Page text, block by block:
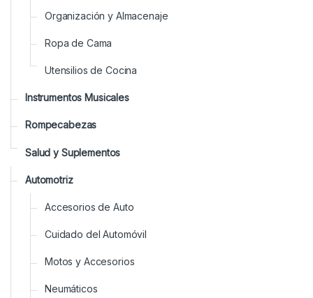
Organización y Almacenaje
Ropa de Cama
Utensilios de Cocina
Instrumentos Musicales
Rompecabezas
Salud y Suplementos
Automotriz
Accesorios de Auto
Cuidado del Automóvil
Motos y Accesorios
Neumáticos